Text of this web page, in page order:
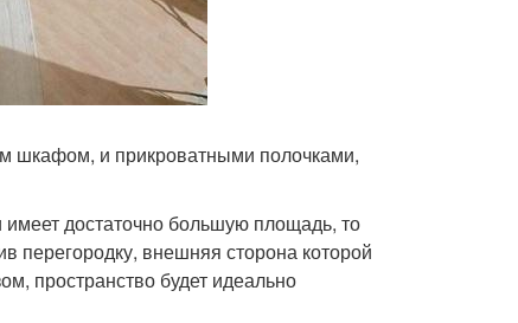
шкафом, и прикроватными полочками,
имеет достаточно большую площадь, то
перегородку, внешняя сторона которой
пространство будет идеально